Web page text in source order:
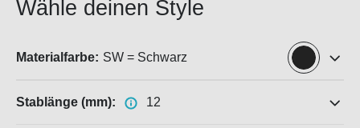
Wähle deinen Style
Materialfarbe: SW = Schwarz
Stablänge (mm): 12